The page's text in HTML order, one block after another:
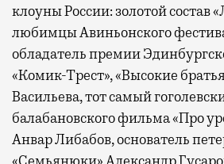
клоуны России: золотой состав
любимцы Авиньонского
обладатель премии
«Комик-Трест», «Высокие
Васильева, тот самый
балабановского фильма «Про
Анвар Либабов, основатель